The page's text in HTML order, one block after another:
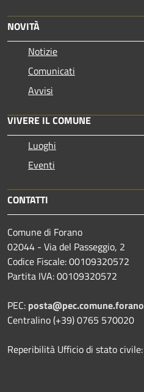
NOVITÀ
Notizie
Comunicati
Avvisi
VIVERE IL COMUNE
Luoghi
Eventi
CONTATTI
Comune di Forano
02044 - Via del Passeggio, 2
Codice Fiscale: 00109320572
Partita IVA: 00109320572
PEC:
Centralino (+39) 0765 570020
Reperibilità Ufficio di stato